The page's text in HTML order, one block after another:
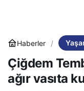
Haberler
Çiğdem
ağır vasıta